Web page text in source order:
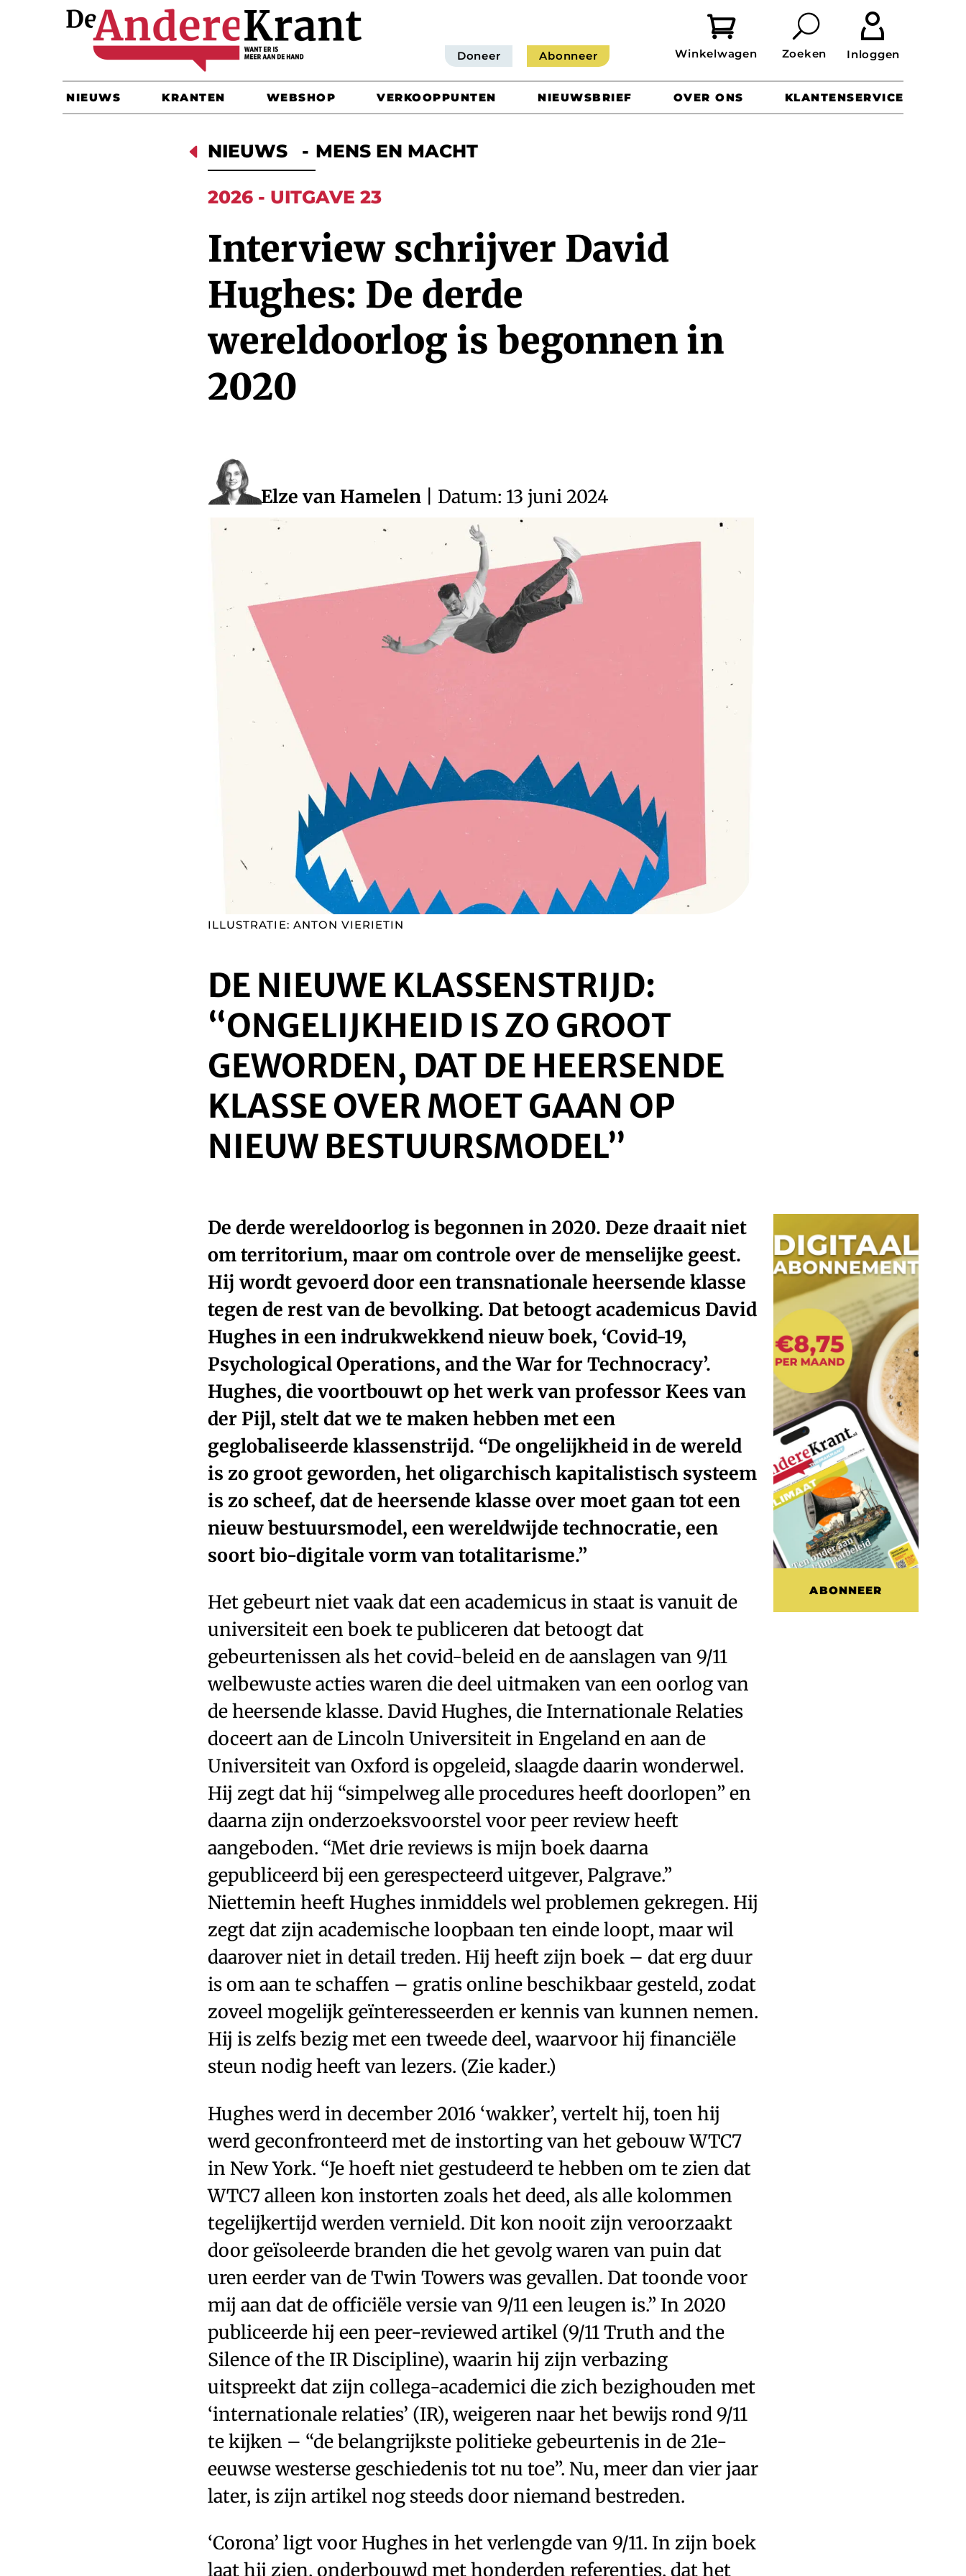
Doneer Abonneer
 
NIEUWS KRANTEN WEBSHOP VERKOOPPUNTEN NIEUWSBRIEF OVER ONS KLANTENSERVICE
D NIEUWS - MENS EN MACHT
2026 - UITGAVE 23
Interview schrijver David
Hughes: De derde
wereldoorlog is begonnen in
2020
Elze van Hamelen| Datum: 13 juni 2024
ILLUSTRATIE: ANTON VIERIETIN
DE NIEUWE KLASSENSTRIJD:
“ONGELIJKHEID IS ZO GROOT
GEWORDEN, DAT DE HEERSENDE
KLASSE OVER MOET GAAN OP
NIEUW BESTUURSMODEL”
De derde wereldoorlog is begonnen in 2020. Deze draait niet
om territorium, maar om controle over de menselijke geest.
Hij wordt gevoerd door een transnationale heersende klasse
tegen de rest van de bevolking. Dat betoogt academicus David
Hughes in een indrukwekkend nieuw boek, ‘Covid-19,
Psychological Operations, and the War for Technocracy’.
Hughes, die voortbouwt op het werk van professor Kees van
der Pijl, stelt dat we te maken hebben met een
geglobaliseerde klassenstrijd. “De ongelijkheid in de wereld
is zo groot geworden, het oligarchisch kapitalistisch systeem
is zo scheef, dat de heersende klasse over moet gaan tot een
nieuw bestuursmodel, een wereldwijde technocratie, een
soort bio-digitale vorm van totalitarisme.”
Het gebeurt niet vaak dat een academicus in staat is vanuit de
universiteit een boek te publiceren dat betoogt dat
gebeurtenissen als het covid-beleid en de aanslagen van 9/11
welbewuste acties waren die deel uitmaken van een oorlog van
de heersende klasse. David Hughes, die Internationale Relaties
doceert aan de Lincoln Universiteit in Engeland en aan de
Universiteit van Oxford is opgeleid, slaagde daarin wonderwel.
Hij zegt dat hij “simpelweg alle procedures heeft doorlopen” en
daarna zijn onderzoeksvoorstel voor peer review heeft
aangeboden. “Met drie reviews is mijn boek daarna
gepubliceerd bij een gerespecteerd uitgever, ­Palgrave.”
Niettemin heeft Hughes inmiddels wel problemen gekregen. Hij
zegt dat zijn academische loopbaan ten einde loopt, maar wil
daarover niet in detail treden. Hij heeft zijn boek – dat erg duur
is om aan te schaffen – gratis online beschikbaar gesteld, zodat
zoveel mogelijk geïnteresseerden er kennis van kunnen nemen.
Hij is zelfs bezig met een tweede deel, waarvoor hij financiële
steun nodig heeft van lezers. (Zie kader.)
Hughes werd in december 2016 ‘wakker’, vertelt hij, toen hij
werd geconfronteerd met de instorting van het gebouw WTC7
in New York. “Je hoeft niet gestudeerd te hebben om te zien dat
WTC7 alleen kon instorten zoals het deed, als alle kolommen
tegelijkertijd werden vernield. Dit kon nooit zijn veroorzaakt
door geïsoleerde branden die het gevolg waren van puin dat
uren eerder van de Twin Towers was gevallen. Dat toonde voor
mij aan dat de officiële versie van 9/11 een leugen is.” In 2020
publiceerde hij een peer-­reviewed artikel (9/11 Truth and the
Silence of the IR Discipline), waarin hij zijn verbazing
uitspreekt dat zijn collega-academici die zich bezighouden met
‘internationale relaties’ (IR), weigeren naar het bewijs rond 9/11
te kijken – “de belangrijkste politieke gebeurtenis in de 21e-
eeuwse westerse geschiedenis tot nu toe”. Nu, meer dan vier jaar
later, is zijn artikel nog steeds door niemand bestreden.
‘Corona’ ligt voor Hughes in het verlengde van 9/11. In zijn boek
laat hij zien, onderbouwd met honderden referenties, dat het
ABONNEER